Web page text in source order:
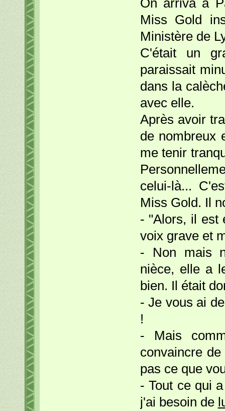
On arriva à
Miss Gold
Ministère de
C'était un
paraissait
dans la
avec elle.
Après avoir
de nombreux
me tenir
celui-là...
Miss Gold. Il
- "Alors, il est
voix grave et
- Non mais
nièce, elle a
bien. Il était
- Je vous ai
!
- Mais
convaincre
pas ce que
- Tout ce qui
j'ai besoin de